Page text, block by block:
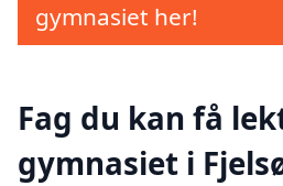
gymnasiet her!
Fag du kan få
gymnasiet i